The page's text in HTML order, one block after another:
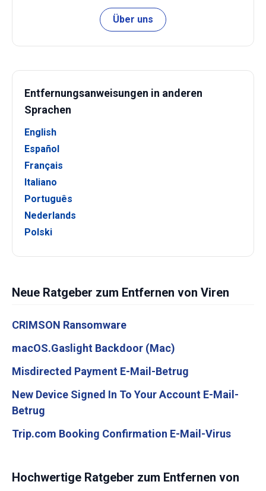
Über uns
Entfernungsanweisungen in anderen
Sprachen
English
Español
Français
Italiano
Português
Nederlands
Polski
Neue Ratgeber zum Entfernen von Viren
CRIMSON Ransomware
macOS.Gaslight Backdoor (Mac)
Misdirected Payment E-Mail-Betrug
New Device Signed In To Your Account E-Mail-
Betrug
Trip.com Booking Confirmation E-Mail-Virus
Hochwertige Ratgeber zum Entfernen von